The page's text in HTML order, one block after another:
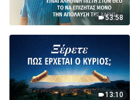
53:58
13:10